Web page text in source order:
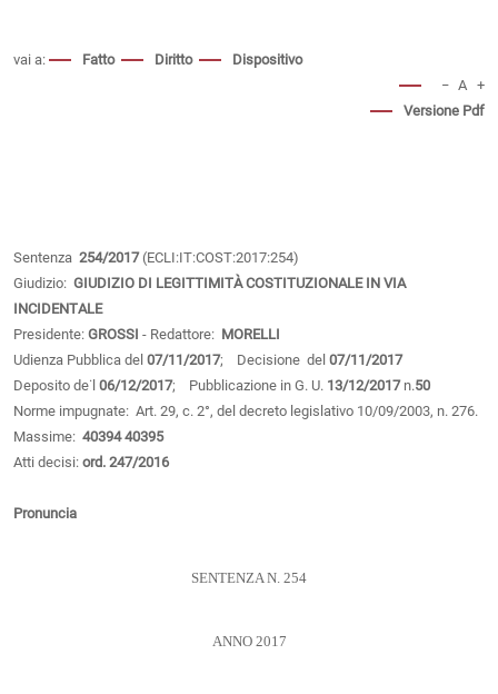
vai a: Fatto Diritto
Dispositivo
− A +
Versione Pdf
Sentenza 254/2017(ECLI:IT:COST:2017:254)
Giudizio: GIUDIZIO DI LEGITTIMITÀ COSTITUZIONALE IN VIA
INCIDENTALE
Presidente: GROSSI - Redattore: MORELLI
Udienza Pubblica del 07/11/2017; Decisione del 07/11/2017
Deposito de˙l 06/12/2017; Pubblicazione in G. U. 13/12/2017n.50
Norme impugnate: Art. 29, c. 2°, del decreto legislativo 10/09/2003, n. 276.
Massime: 40394 40395
Atti decisi: ord. 247/2016
Pronuncia
SENTENZA N. 254
ANNO 2017